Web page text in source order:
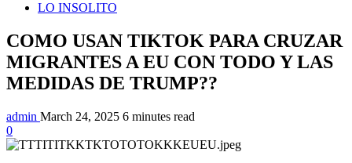
LO INSOLITO
COMO USAN TIKTOK PARA CRUZAR
MIGRANTES A EU CON TODO Y LAS
MEDIDAS DE TRUMP??
admin March 24, 2025 6 minutes read
0